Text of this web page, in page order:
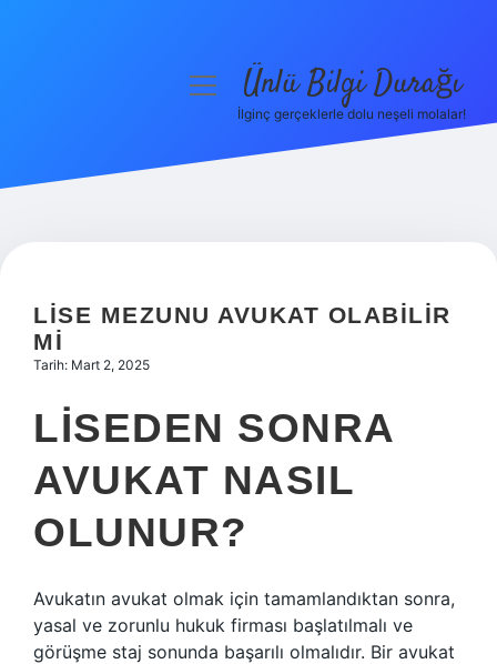
Hakkımızda
menüyüÜnlü Bilgi Durağı
İlginç gerçeklerle dolu neşeli molalar!
LISE MEZUNU AVUKAT OLABILIR
MI
Tarih: Mart 2, 2025
LISEDEN SONRA
AVUKAT NASIL
OLUNUR?
Avukatın avukat olmak için tamamlandıktan sonra,
yasal ve zorunlu hukuk firması başlatılmalı ve
görüşme staj sonunda başarılı olmalıdır. Bir avukat